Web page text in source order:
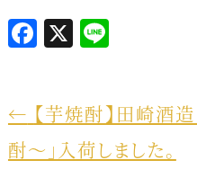
F
a
e
b
X L
e
← 【芋焼酎】田崎酒
酎～」入荷しました。